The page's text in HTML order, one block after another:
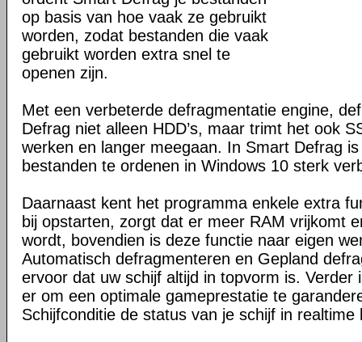
op basis van hoe vaak ze gebruikt
worden, zodat bestanden die vaak
gebruikt worden extra snel te
openen zijn.
Met een verbeterde defragmentatie engine,
Defrag niet alleen HDD’s, maar trimt het ook
werken en langer meegaan. In Smart Defrag
bestanden te ordenen in Windows 10 sterk
Daarnaast kent het programma enkele extra
bij opstarten, zorgt dat er meer RAM vrijkomt
wordt, bovendien is deze functie naar eigen
Automatisch defragmenteren en Gepland
ervoor dat uw schijf altijd in topvorm is. Verder
er om een optimale gameprestatie te
Schijfconditie de status van je schijf in realtime